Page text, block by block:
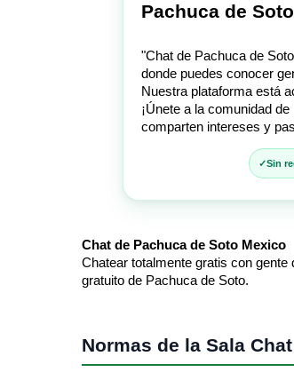
Pachuca de
"Chat de Pachuca de
donde puedes conocer
Nuestra plataforma está
¡Únete a la comunidad
comparten intereses y
Sin
Chat de Pachuca de Soto Mexico
Chatear totalmente gratis con
gratuito de Pachuca de Soto.
Normas de la Sala